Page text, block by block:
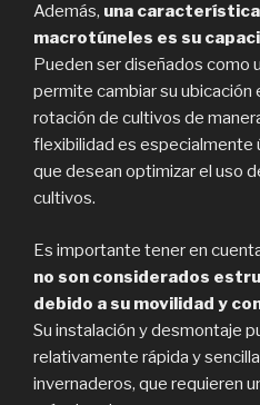
Además, una
macrotúneles es su
Pueden ser diseñados como
permite cambiar su ubicación
rotación de cultivos de
flexibilidad es especialmente
que desean optimizar el uso
cultivos.
Es importante tener en
no son considerados
debido a su movilidad y
Su instalación y desmontaje
relativamente rápida y
invernaderos, que requieren